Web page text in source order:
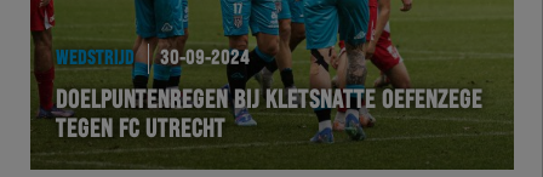
WEDSTRIJD 30-09-2024
DOELPUNTENREGEN BIJ KLETSNATTE OEFENZEGE
TEGEN FC UTRECHT